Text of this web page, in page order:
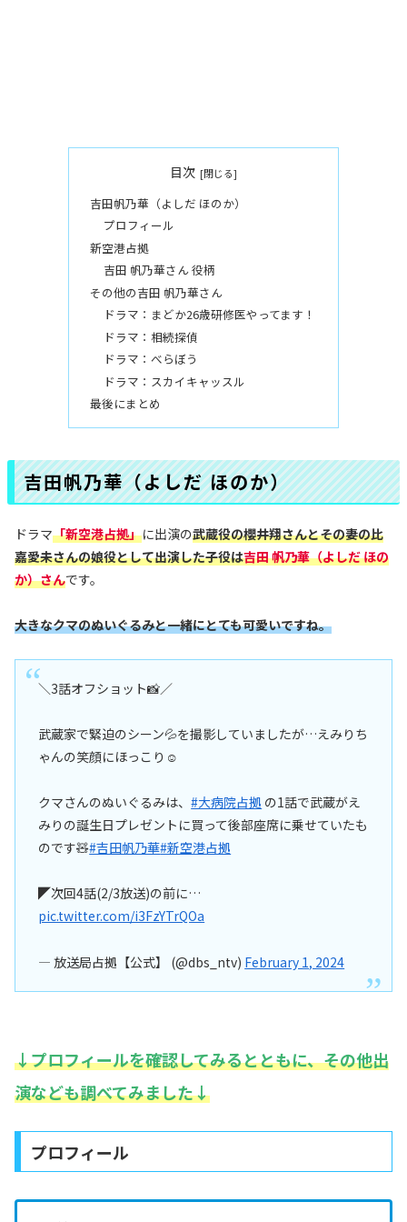
目次
吉田帆乃華（よしだ ほのか）
プロフィール
新空港占拠
吉田 帆乃華さん 役柄
その他の吉田 帆乃華さん
ドラマ：まどか26歳研修医やってます！
ドラマ：相続探偵
ドラマ：べらぼう
ドラマ：スカイキャッスル
最後にまとめ
吉田帆乃華（よしだ ほのか）
ドラマ「新空港占拠」に出演の武蔵役の櫻井翔さんとその妻の比
嘉愛未さんの娘役として出演した子役は吉田 帆乃華（よしだ ほの
か）さんです。
大きなクマのぬいぐるみと一緒にとても可愛いですね。
＼3話オフショット📸／
武蔵家で緊迫のシーン💦を撮影していましたが…えみりち
ゃんの笑顔にほっこり☺️
クマさんのぬいぐるみは、#大病院占拠 の1話で武蔵がえ
みりの誕生日プレゼントに買って後部座席に乗せていたも
のです🧸#吉田帆乃華#新空港占拠
◤次回4話(2/3放送)の前に…
pic.twitter.com/i3FzYTrQOa
— 放送局占拠【公式】 (@dbs_ntv) February 1, 2024
↓プロフィールを確認してみるとともに、その他出
演なども調べてみました↓
プロフィール